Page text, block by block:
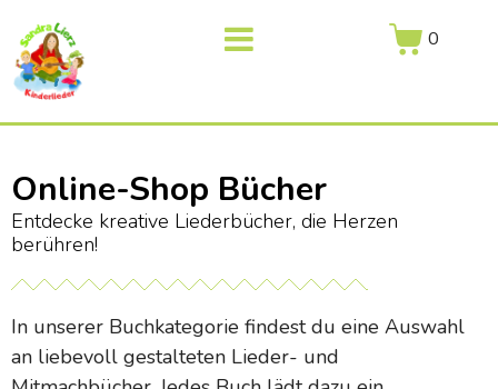
0
Online-Shop Bücher
Entdecke kreative Liederbücher, die Herzen
berühren!
In unserer Buchkategorie findest du eine Auswahl
an liebevoll gestalteten Lieder- und